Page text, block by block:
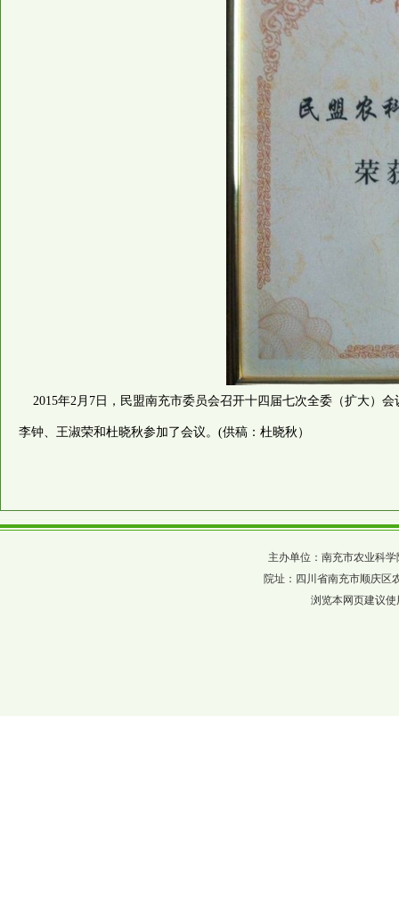
2015年2月7日，民盟南充市委员会召开十四届七次全委（扩大）
李钟、王淑荣和杜晓秋参加了会议。(供稿：杜晓秋）
主办单位：南充市农业科
院址：四川省南充市顺庆
浏览本网页建议